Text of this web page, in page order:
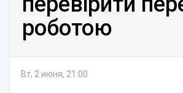
роботою
Вт, 2 июня, 21:00